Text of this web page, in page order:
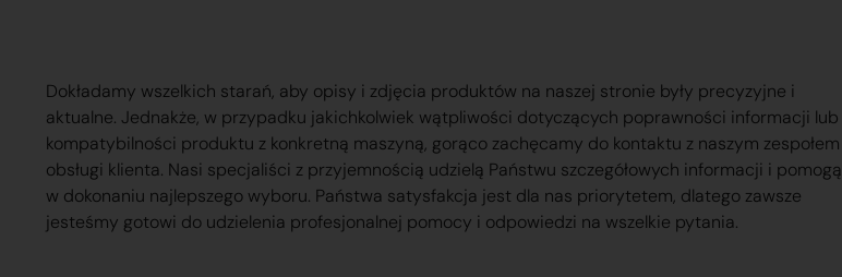
Dokładamy wszelkich starań, aby opisy i zdjęcia produktów na naszej stronie były precyzyjne i
aktualne. Jednakże, w przypadku jakichkolwiek wątpliwości dotyczących poprawności informacji lub
kompatybilności produktu z konkretną maszyną, gorąco zachęcamy do kontaktu z naszym zespołem
obsługi klienta. Nasi specjaliści z przyjemnością udzielą Państwu szczegółowych informacji i pomogą
w dokonaniu najlepszego wyboru. Państwa satysfakcja jest dla nas priorytetem, dlatego zawsze
jesteśmy gotowi do udzielenia profesjonalnej pomocy i odpowiedzi na wszelkie pytania.